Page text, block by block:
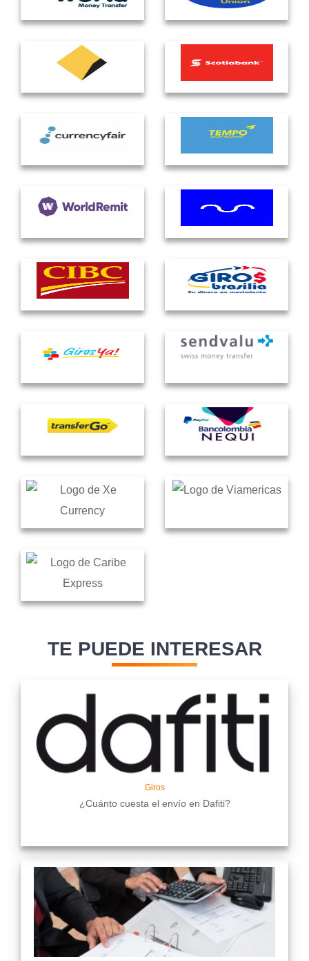
TE PUEDE INTERESAR
Giros
¿Cuánto cuesta el envío en Dafiti?